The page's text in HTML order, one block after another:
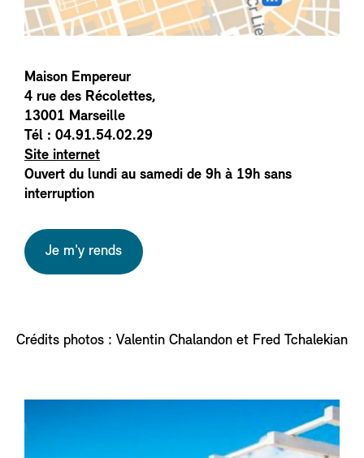
Maison Empereur
4 rue des Récolettes,
13001 Marseille
Tél : 04.91.54.02.29
Site internet
Ouvert du lundi au samedi de 9h à 19h sans
interruption
Je m'y rends
Crédits photos : Valentin Chalandon et Fred Tchalekian